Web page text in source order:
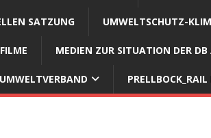
SATZUNG UMWELTSCHUTZ-
MEDIEN ZUR SITUATION DER DB